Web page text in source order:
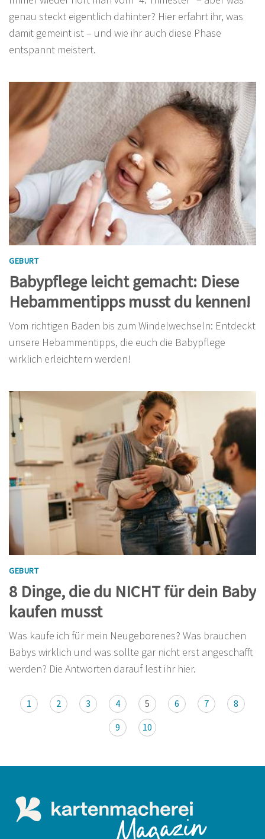
genau steckt eigentlich dahinter? Hier erfahrt ihr, was
damit gemeint ist – und wie ihr auch diese Phase
entspannt meistert.
GEBURT
Babypflege leicht gemacht: Diese
Hebammentipps musst du kennen!
Vom richtigen Baden bis zum Windelwechseln: Entdeckt
unsere Hebammentipps, die euch die Babypflege
wirklich erleichtern werden!
GEBURT
8 Dinge, die du NICHT für dein Baby
kaufen musst
Was kaufe ich für mein Neugeborenes? Was brauchen
Babys wirklich und was sollte gar nicht erst angeschafft
werden? Die Antworten darauf lest ihr hier.
1 2 3 4 5 6 7
8
9
10